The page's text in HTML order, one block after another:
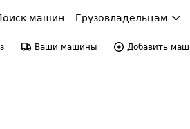
машин Грузовладельцам
Ваши машины Добавить